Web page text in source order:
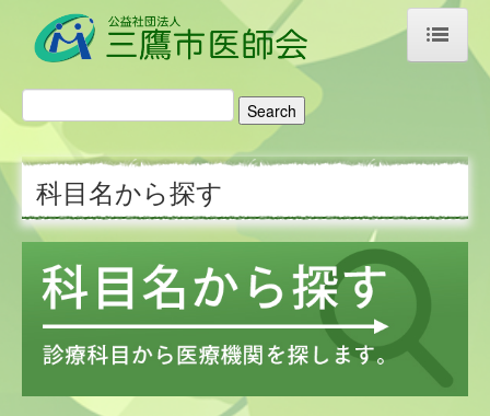
ホーム
医師会のご案内
ご挨拶・あゆみ
リンク集
医療機関検索
科目名から探す
科目名から探す